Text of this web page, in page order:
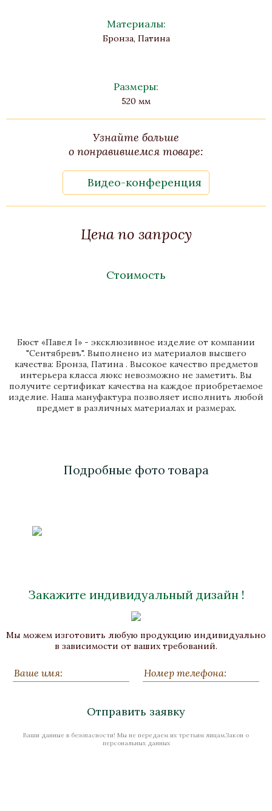
Материалы:
Бронза, Патина
Размеры:
520 мм
Узнайте больше
о понравившемся товаре:
Видео-конференция
Цена по запросу
Стоимость
Бюст «Павел I» - эксклюзивное изделие от компании
"Сентябревъ". Выполнено из материалов высшего
качества: Бронза, Патина . Высокое качество предметов
интерьера класса люкс невозможно не заметить. Вы
получите сертификат качества на каждое приобретаемое
изделие. Наша мануфактура позволяет исполнить любой
предмет в различных материалах и размерах.
Подробные фото товара
Закажите индивидуальный дизайн !
Мы можем изготовить любую продукцию индивидуально
в зависимости от ваших требований.
Отправить заявку
Ваши данные в безопасности! Мы не передаем их третьим лицам.Закон о
персональных данных